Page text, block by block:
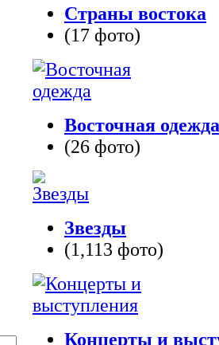
Страны востока
(17 фото)
Восточная одежда
(26 фото)
Звезды
(1,113 фото)
Концерты и